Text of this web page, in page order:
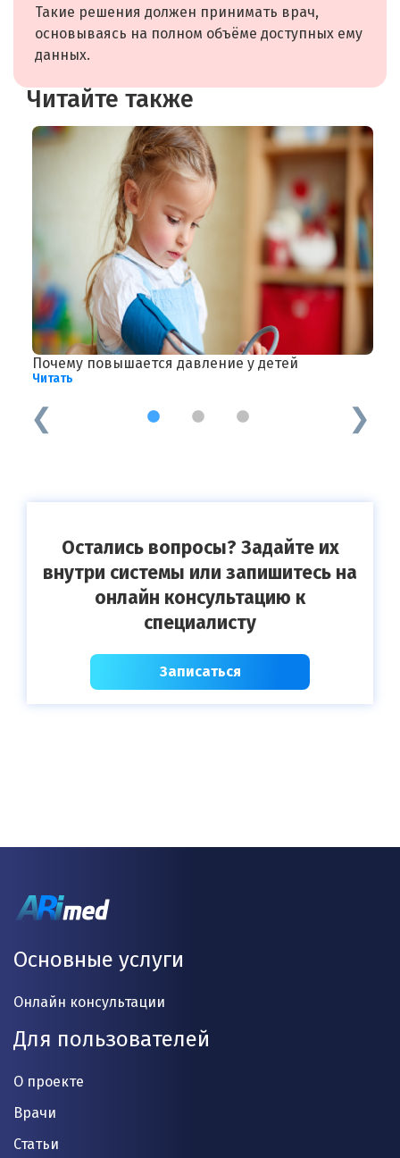
Такие решения должен принимать врач,
основываясь на полном объёме доступных ему
данных.
Читайте также
Почему повышается давление у детей
Читать
1 2 3
Остались вопросы? Задайте их
внутри системы или запишитесь на
онлайн консультацию к
специалисту
Записаться
Основные услуги
Онлайн консультации
Для пользователей
О проекте
Врачи
Статьи